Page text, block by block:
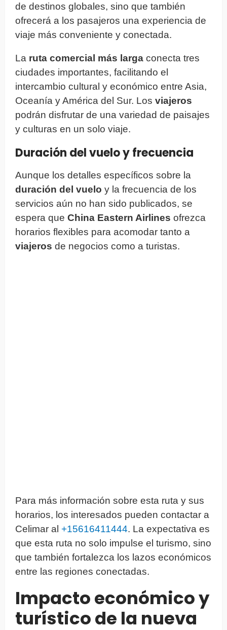
de destinos globales, sino que también
ofrecerá a los pasajeros una experiencia de
viaje más conveniente y conectada.
La ruta comercial más larga conecta tres
ciudades importantes, facilitando el
intercambio cultural y económico entre Asia,
Oceanía y América del Sur. Los viajeros
podrán disfrutar de una variedad de paisajes
y culturas en un solo viaje.
Duración del vuelo y frecuencia
Aunque los detalles específicos sobre la
duración del vuelo y la frecuencia de los
servicios aún no han sido publicados, se
espera que China Eastern Airlines ofrezca
horarios flexibles para acomodar tanto a
viajeros de negocios como a turistas.
Para más información sobre esta ruta y sus
horarios, los interesados pueden contactar a
Celimar al +15616411444. La expectativa es
que esta ruta no solo impulse el turismo, sino
que también fortalezca los lazos económicos
entre las regiones conectadas.
Impacto económico y
turístico de la nueva